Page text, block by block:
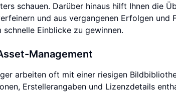
schauen. Darüber hinaus hilft Ihnen die
und aus vergangenen Erfolgen und
schnelle Einblicke zu gewinnen.
Management
arbeiten oft mit einer riesigen
Erstellerangaben und Lizenzdetails